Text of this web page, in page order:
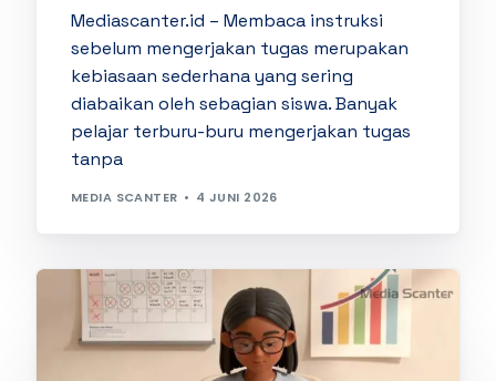
Mediascanter.id – Membaca instruksi
sebelum mengerjakan tugas merupakan
kebiasaan sederhana yang sering
diabaikan oleh sebagian siswa. Banyak
pelajar terburu-buru mengerjakan tugas
tanpa
MEDIA SCANTER 4 JUNI 2026